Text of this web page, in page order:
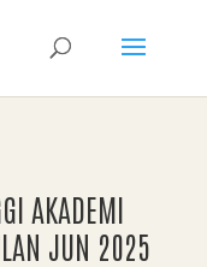
AKADEMI
JUN 2025